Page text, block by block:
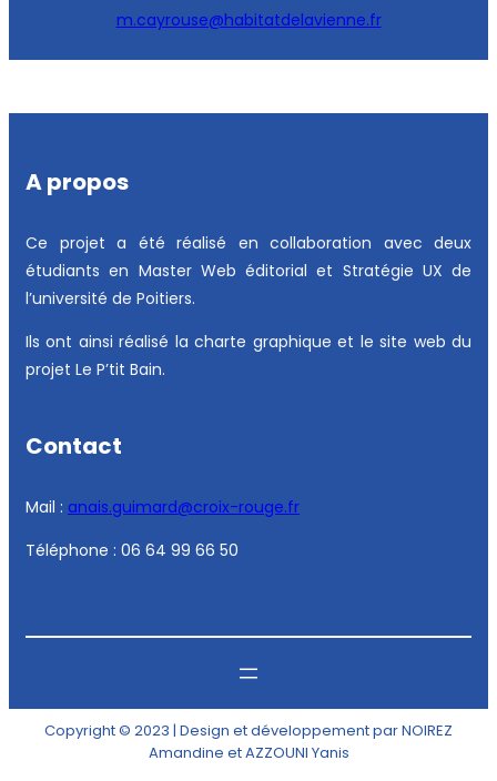
m.cayrouse@habitatdelavienne.fr
A propos
Ce projet a été réalisé en collaboration avec deux
étudiants en Master Web éditorial et Stratégie UX de
l’université de Poitiers.
Ils ont ainsi réalisé la charte graphique et le site web du
projet Le P’tit Bain.
Contact
Mail : anais.guimard@croix-rouge.fr
Téléphone : 06 64 99 66 50
Copyright © 2023 | Design et développement par NOIREZ
Amandine et AZZOUNI Yanis